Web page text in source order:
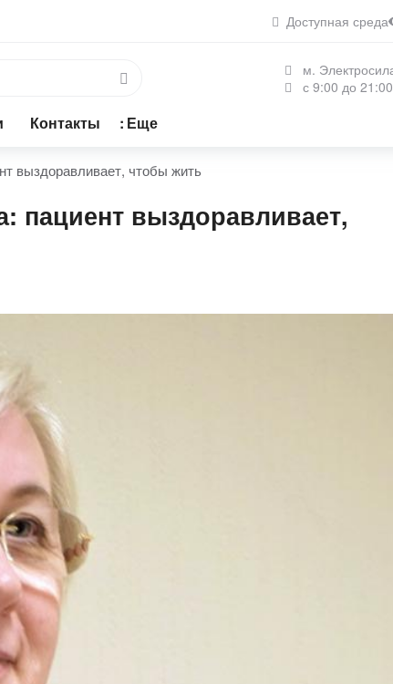
Доступная среда
м.
с 9:00 до 21:00
Контакты Еще
выздоравливает, чтобы жить
пациент выздоравливает,